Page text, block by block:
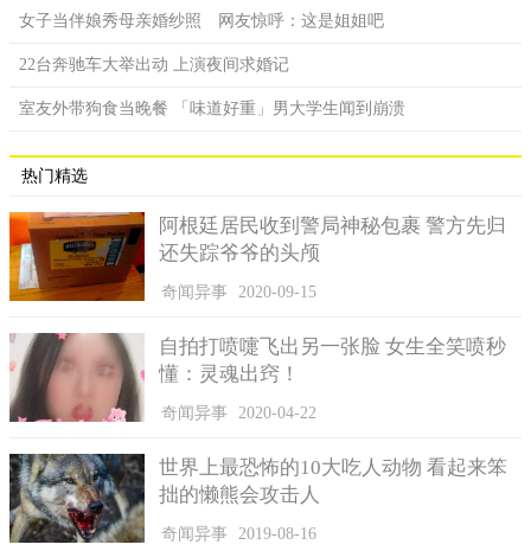
女子当伴娘秀母亲婚纱照 网友惊呼：这是姐姐吧
22台奔驰车大举出动 上演夜间求婚记
室友外带狗食当晚餐 「味道好重」男大学生闻到崩溃
热门精选
阿根廷居民收到警局神秘包裹 警方先归
还失踪爷爷的头颅
奇闻异事 2020-09-15
自拍打喷嚏飞出另一张脸 女生全笑喷秒
懂：灵魂出窍！
奇闻异事 2020-04-22
世界上最恐怖的10大吃人动物 看起来笨
拙的懒熊会攻击人
奇闻异事 2019-08-16